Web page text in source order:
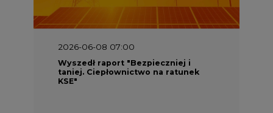
2026-06-08 07:00
Wyszedł raport "Bezpieczniej i
taniej. Ciepłownictwo na ratunek
KSE"